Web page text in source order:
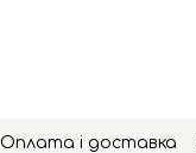
Оплата і доставка